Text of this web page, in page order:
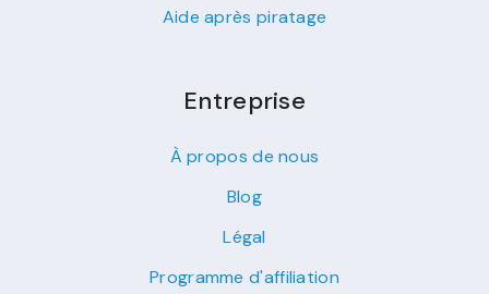
Aide après piratage
Entreprise
À propos de nous
Blog
Légal
Programme d'affiliation